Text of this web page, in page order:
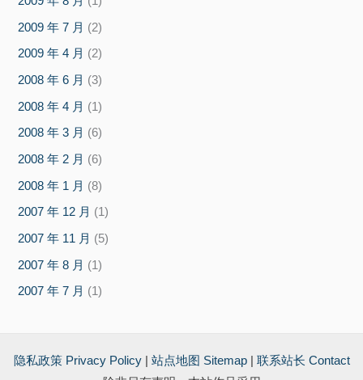
2009 年 7 月 (2)
2009 年 4 月 (2)
2008 年 6 月 (3)
2008 年 4 月 (1)
2008 年 3 月 (6)
2008 年 2 月 (6)
2008 年 1 月 (8)
2007 年 12 月 (1)
2007 年 11 月 (5)
2007 年 8 月 (1)
2007 年 7 月 (1)
隐私政策 Privacy Policy| 站点地图 Sitemap| 联系站长 Contact